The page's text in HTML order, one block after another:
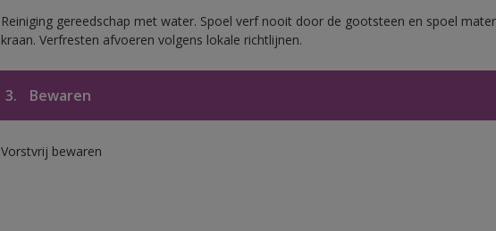
Reiniging gereedschap met water. Spoel verf nooit door de gootsteen en spoel
kraan. Verfresten afvoeren volgens lokale richtlijnen.
3. Bewaren
Vorstvrij bewaren